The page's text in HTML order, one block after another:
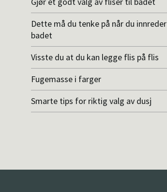
Dette må du tenke på når du innreder
badet
Visste du at du kan legge flis på flis
Fugemasse i farger
Smarte tips for riktig valg av dusj